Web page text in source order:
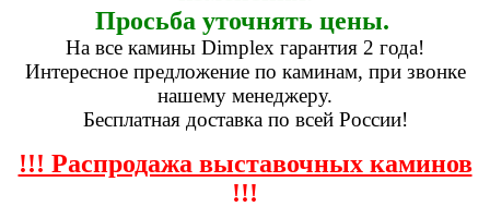
Просьба уточнять цены.
На все камины Dimplex гарантия 2 года!
Интересное предложение по каминам, при звонке
нашему менеджеру.
Бесплатная доставка по всей России!
!!! Распродажа выставочных каминов
!!!